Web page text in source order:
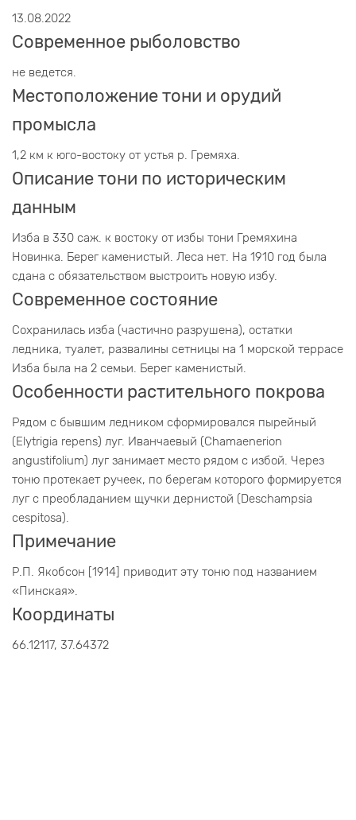
13.08.2022
Современное рыболовство
не ведется.
Местоположение тони и орудий
промысла
1,2 км к юго-востоку от устья р. Гремяха.
Описание тони по историческим
данным
Изба в 330 саж. к востоку от избы тони Гремяхина
Новинка. Берег каменистый. Леса нет. На 1910 год была
сдана с обязательством выстроить новую избу.
Современное состояние
Сохранилась изба (частично разрушена), остатки
ледника, туалет, развалины сетницы на 1 морской террасе
Изба была на 2 семьи. Берег каменистый.
Особенности растительного покрова
Рядом с бывшим ледником сформировался пырейный
(Elytrigia repens) луг. Иванчаевый (Chamaenerion
angustifolium) луг занимает место рядом с избой. Через
тоню протекает ручеек, по берегам которого формируется
луг с преобладанием щучки дернистой (Deschampsia
cespitosa).
Примечание
Р.П. Якобсон [1914] приводит эту тоню под названием
«Пинская».
Координаты
66.12117, 37.64372